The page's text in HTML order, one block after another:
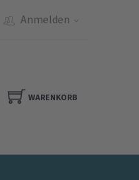
Anmelden
WARENKORB